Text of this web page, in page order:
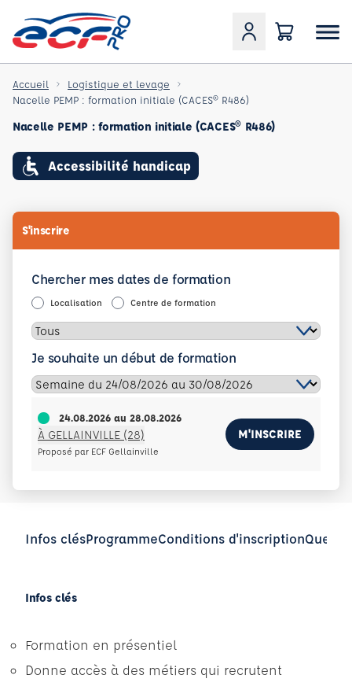
Accueil
Logistique et levage
Nacelle PEMP : formation initiale (CACES® R486)
Nacelle PEMP : formation initiale (CACES® R486)
Accessibilité handicap
S'inscrire
Chercher mes dates de formation
Localisation Centre de formation
Je souhaite un début de formation
24.08.2026 au 28.08.2026
À GELLAINVILLE (28)
Proposé par ECF Gellainville
M'INSCRIRE
Infos clésProgrammeConditions d'inscription
Infos clés
Formation en présentiel
Donne accès à des métiers qui recrutent